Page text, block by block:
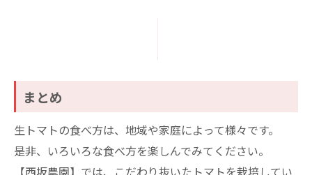
まとめ
生トマトの食べ方は、地域や家庭によって様々です。
是非、いろいろな食べ方を楽しんでみてください。
【西坂農園】では、こだわり抜いたトマトを栽培してい